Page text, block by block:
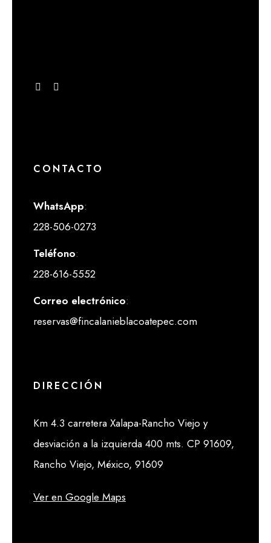
CONTACTO
WhatsApp:
228-506-0273
Teléfono:
228-616-5552
Correo electrónico:
reservas@fincalanieblacoatepec.com
DIRECCIÓN
Km 4.3 carretera Xalapa-Rancho Viejo y
desviación a la izquierda 400 mts. CP 91609,
Rancho Viejo, México, 91609
Ver en Google Maps